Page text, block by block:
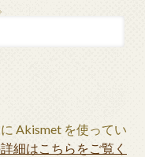
Akismet を使ってい
細はこちらをご覧く